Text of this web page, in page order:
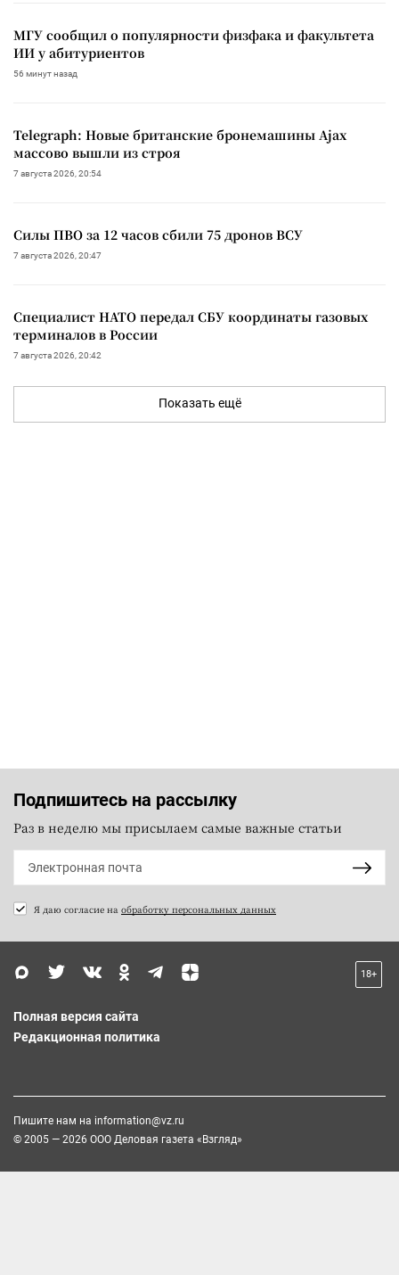
МГУ сообщил о популярности физфака и факультета
ИИ у абитуриентов
56 минут назад
Telegraph: Новые британские бронемашины Ajax
массово вышли из строя
7 августа 2026, 20:54
Силы ПВО за 12 часов сбили 75 дронов ВСУ
7 августа 2026, 20:47
Специалист НАТО передал СБУ координаты газовых
терминалов в России
7 августа 2026, 20:42
Показать ещё
Подпишитесь на рассылку
Раз в неделю мы присылаем самые важные статьи
Я даю согласие на обработку персональных данных
18+
Полная версия сайта
Редакционная политика
Пишите нам на information@vz.ru
© 2005 — 2026 ООО Деловая газета «Взгляд»